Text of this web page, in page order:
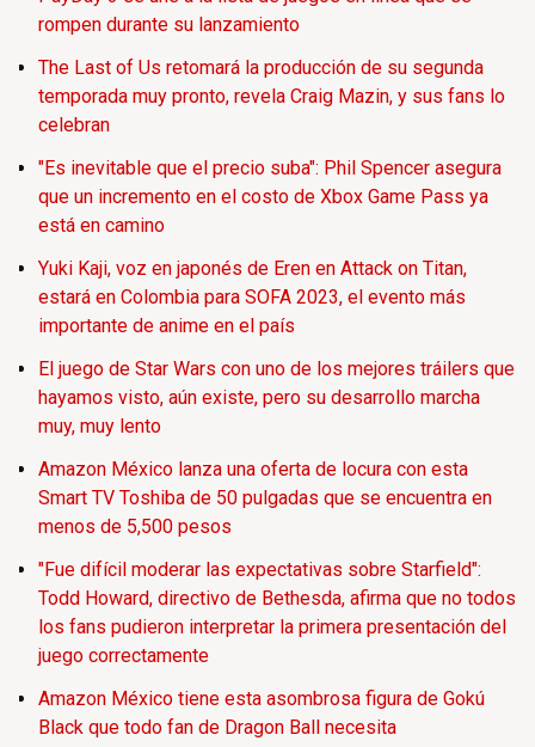
rompen durante su lanzamiento
The Last of Us retomará la producción de su segunda
temporada muy pronto, revela Craig Mazin, y sus fans lo
celebran
"Es inevitable que el precio suba": Phil Spencer asegura
que un incremento en el costo de Xbox Game Pass ya
está en camino
Yuki Kaji, voz en japonés de Eren en Attack on Titan,
estará en Colombia para SOFA 2023, el evento más
importante de anime en el país
El juego de Star Wars con uno de los mejores tráilers que
hayamos visto, aún existe, pero su desarrollo marcha
muy, muy lento
Amazon México lanza una oferta de locura con esta
Smart TV Toshiba de 50 pulgadas que se encuentra en
menos de 5,500 pesos
"Fue difícil moderar las expectativas sobre Starfield":
Todd Howard, directivo de Bethesda, afirma que no todos
los fans pudieron interpretar la primera presentación del
juego correctamente
Amazon México tiene esta asombrosa figura de Gokú
Black que todo fan de Dragon Ball necesita